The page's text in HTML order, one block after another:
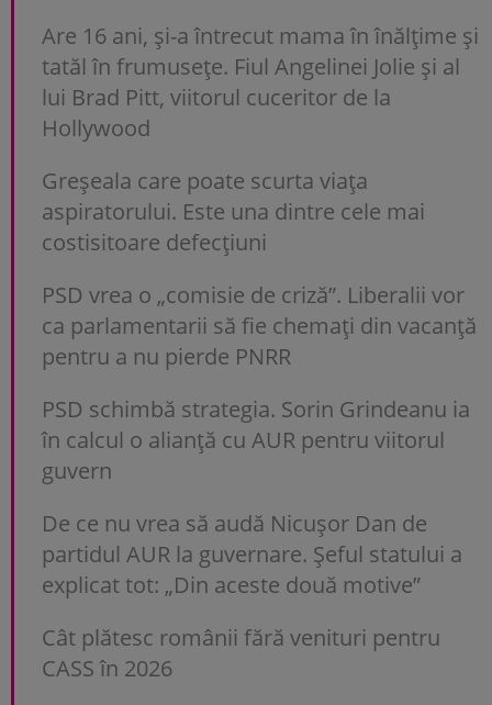
Are 16 ani, și-a întrecut mama în înălțime și
tatăl în frumusețe. Fiul Angelinei Jolie și al
lui Brad Pitt, viitorul cuceritor de la
Hollywood
Greșeala care poate scurta viața
aspiratorului. Este una dintre cele mai
costisitoare defecțiuni
PSD vrea o „comisie de criză”. Liberalii vor
ca parlamentarii să fie chemați din vacanță
pentru a nu pierde PNRR
PSD schimbă strategia. Sorin Grindeanu ia
în calcul o alianță cu AUR pentru viitorul
guvern
De ce nu vrea să audă Nicușor Dan de
partidul AUR la guvernare. Șeful statului a
explicat tot: „Din aceste două motive”
Cât plătesc românii fără venituri pentru
CASS în 2026